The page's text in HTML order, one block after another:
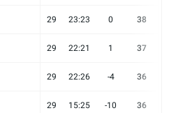
29 23:23 0 38
29 22:21 1 37
29 22:26 -4 36
29 15:25 -10 36